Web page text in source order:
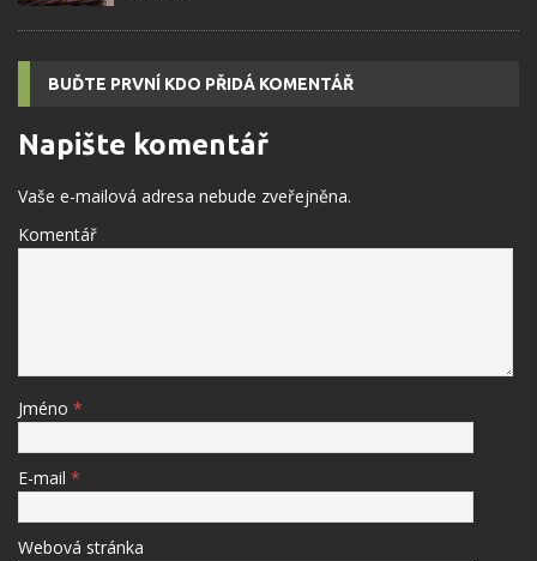
BUĎTE PRVNÍ KDO PŘIDÁ KOMENTÁŘ
Napište komentář
Vaše e-mailová adresa nebude zveřejněna.
Komentář
Jméno *
E-mail *
Webová stránka